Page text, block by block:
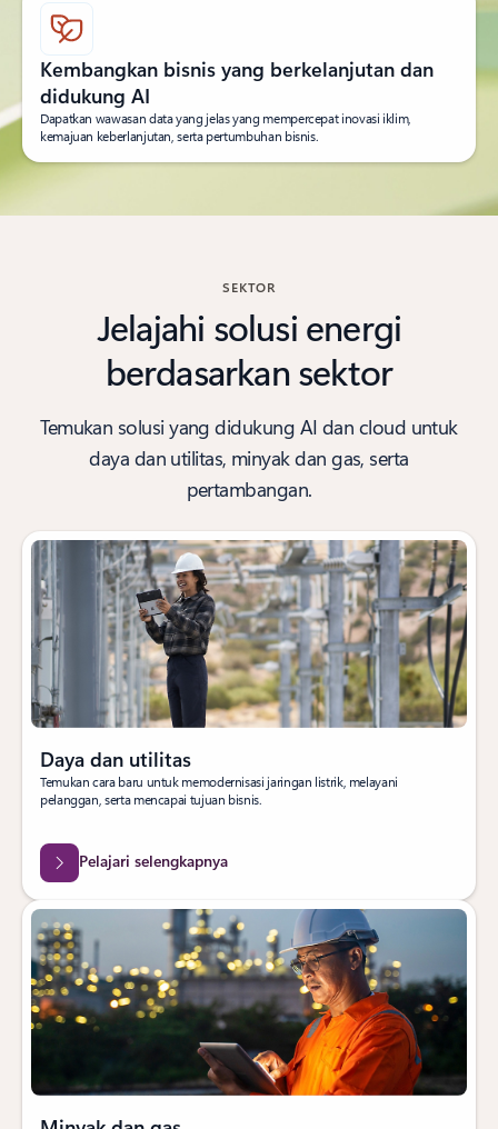
Kembangkan bisnis yang berkelanjutan dan
didukung AI
Dapatkan wawasan data yang jelas yang mempercepat inovasi iklim,
kemajuan keberlanjutan, serta pertumbuhan bisnis.
SEKTOR
Jelajahi solusi energi
berdasarkan sektor
Temukan solusi yang didukung AI dan cloud untuk
daya dan utilitas, minyak dan gas, serta
pertambangan.
Daya dan utilitas
Temukan cara baru untuk memodernisasi jaringan listrik, melayani
pelanggan, serta mencapai tujuan bisnis.
Pelajari selengkapnya